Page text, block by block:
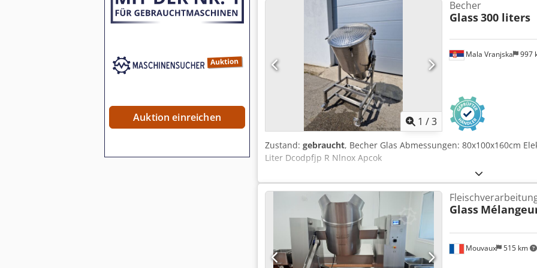
Auktion einreichen
Gesamtmaße (L x B x H) – ZEICHNUNG • Maximale Maße des
der Schubladen: 61 Stück • Breite des Ladefachs: 60 mm •
Neigung gemäß Bestellung • Lackfarbe nach RAL: beliebig – 7035
Möglichkeit des Verkaufs von zwei separaten Lagern mit 30 und
1 /3
Mala Vranjska 997
Becher
Glass300 liters
Zustand: gebraucht, Becher Glas Abmessungen: 80x100x160cm
Liter Dcodpfjp R Nlnox Apcok
Mouvaux 515 km
Glass